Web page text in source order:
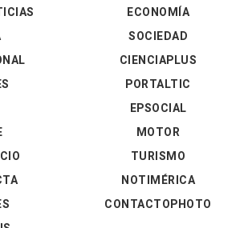
ECONOMÍA
SOCIEDAD
CIENCIAPLUS
PORTALTIC
EPSOCIAL
MOTOR
TURISMO
NOTIMÉRICA
CONTACTOPHOTO